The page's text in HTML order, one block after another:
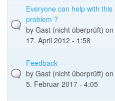
Everyone can help with this
problem ?
by Gast (nicht überprüft) on
17. April 2012 - 1:58
Feedback
by Gast (nicht überprüft) on
5. Februar 2017 - 4:05